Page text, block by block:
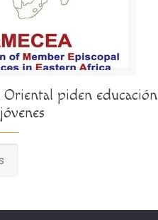
piden educación